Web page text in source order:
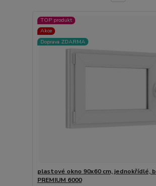
TOP produkt
Akce
Doprava ZDARMA
plastové okno 90x60 cm, jednokřídlé,
PREMIUM 6000